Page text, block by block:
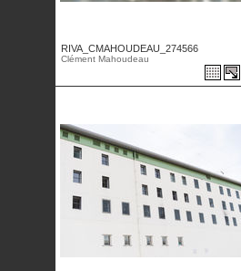
RIVA_CMAHOUDEAU_274566
Clément Mahoudeau